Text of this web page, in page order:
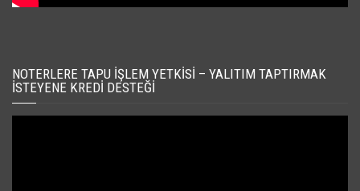
NOTERLERE TAPU İŞLEM YETKISI – YALITIM TAPTIRMAK
İSTEYENE KREDI DESTEĞI